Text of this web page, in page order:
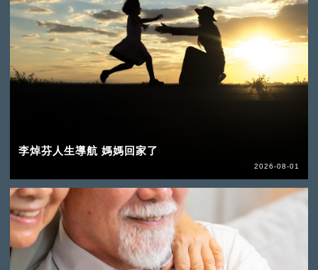
李焯芬人生導航 媽媽回家了
2026-08-01